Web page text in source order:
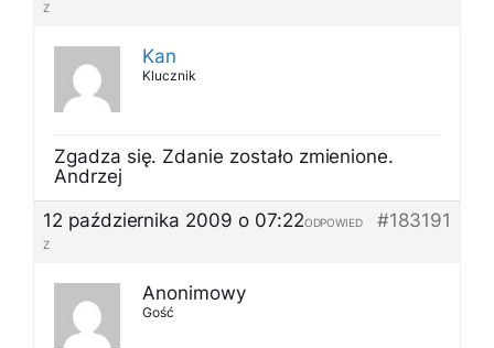
Z
Kan
Klucznik
Zgadza się. Zdanie zostało zmienione.
Andrzej
12 października 2009 o 07:22
#183191
ODPOWIED
Z
Anonimowy
Gość